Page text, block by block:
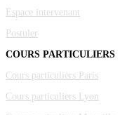
Espace intervenant
Postuler
COURS PARTICULIERS
Cours particuliers Paris
Cours particuliers Lyon